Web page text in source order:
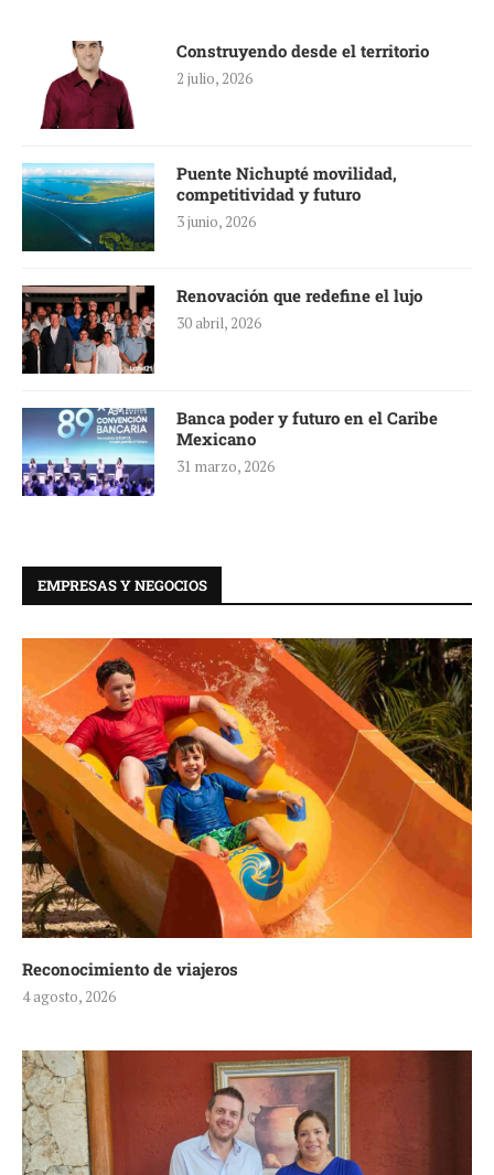
Construyendo desde el territorio
2 julio, 2026
Puente Nichupté movilidad,
competitividad y futuro
3 junio, 2026
Renovación que redefine el lujo
30 abril, 2026
Banca poder y futuro en el Caribe
Mexicano
31 marzo, 2026
EMPRESAS Y NEGOCIOS
Reconocimiento de viajeros
4 agosto, 2026